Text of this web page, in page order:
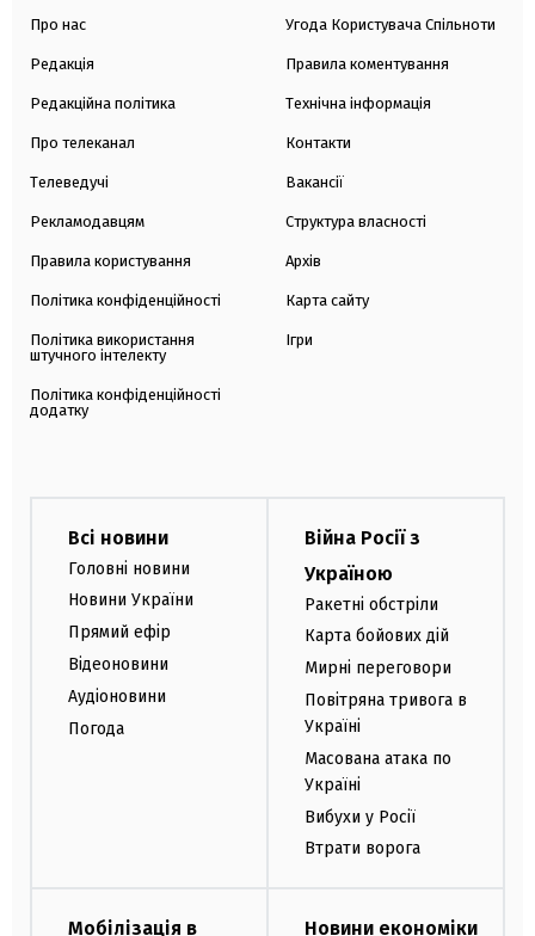
Про нас
Редакція
Редакційна політика
Про телеканал
Телеведучі
Рекламодавцям
Правила користування
Політика конфіденційності
Політика використання
штучного інтелекту
Політика конфіденційності
додатку
Угода Користувача Спільноти
Правила коментування
Технічна інформація
Контакти
Вакансії
Структура власності
Архів
Карта сайту
Ігри
Всі новини
Головні новини
Новини України
Прямий ефір
Відеоновини
Аудіоновини
Погода
Війна Росії з
Україною
Ракетні обстріли
Карта бойових дій
Мирні переговори
Повітряна тривога в
Україні
Масована атака по
Україні
Вибухи у Росії
Втрати ворога
Мобілізація в
Новини економіки